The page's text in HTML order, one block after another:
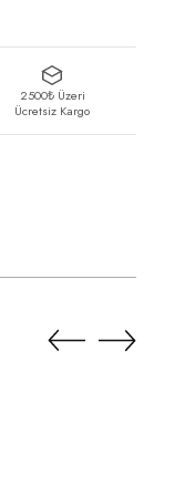
2500₺ Üzeri
Ücretsiz Kargo